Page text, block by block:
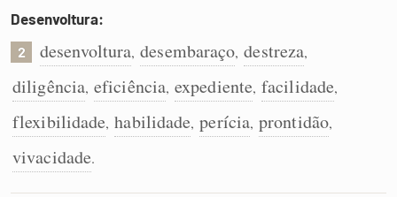
Cata-letras
Conexões
Caça-palavras
Desenvoltura:
2 desenvoltura, desembaraço, destreza,
diligência, eficiência, expediente, facilidade,
flexibilidade, habilidade, perícia, prontidão,
vivacidade.